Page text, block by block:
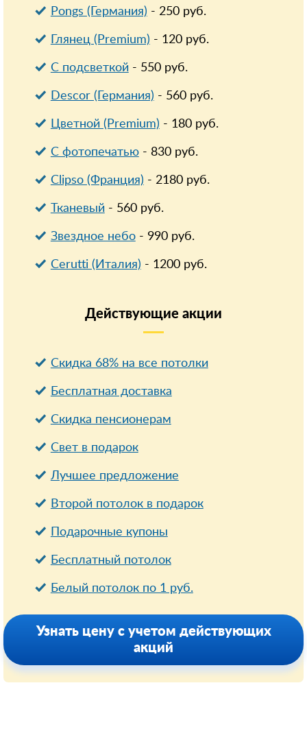
Pongs (Германия) - 250руб.
Глянец (Premium) - 120руб.
С подсветкой- 550руб.
Descor (Германия) - 560руб.
Цветной (Premium) - 180руб.
С фотопечатью- 830руб.
Clipso (Франция) - 2180руб.
Тканевый- 560руб.
Звездное небо- 990руб.
Cerutti (Италия) - 1200руб.
Действующие акции
Скидка 68% на все потолки
Бесплатная доставка
Cкидка пенсионерам
Свет в подарок
Лучшее предложение
Второй потолок в подарок
Подарочные купоны
Бесплатный потолок
Белый потолок по 1 руб.
Узнать цену с учетом действующих
акций